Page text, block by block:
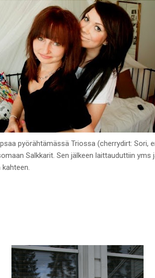
pyörähtämässä Triossa (cherrydirt: Sori,
Salkkarit. Sen jälkeen laittauduttiin yms